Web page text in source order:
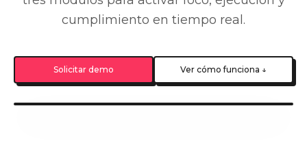
cumplimiento en tiempo real.
Solicitar demo Ver cómo funciona ↓